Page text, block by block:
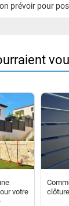
prévoir pour
votre